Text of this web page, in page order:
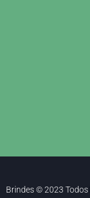
Brindes © 2023 Todos